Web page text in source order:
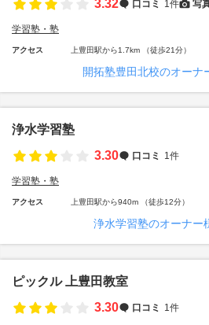
3.32 口コミ 1件 写
学習塾・塾
アクセス 上豊田駅から1.7km （徒歩21分）
開拓塾豊田北校のオーナ
浄水学習塾
3.30
口コミ 1件
学習塾・塾
アクセス 上豊田駅から940m （徒歩12分）
浄水学習塾のオーナー
ピックル 上豊田教室
3.30
口コミ 1件